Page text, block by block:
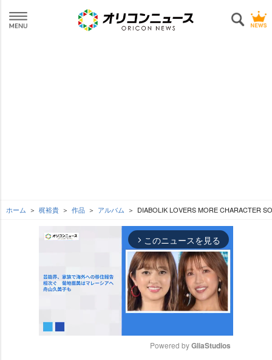
ホーム 梶裕貴 作品 アルバム DIABOLIK LOVERS MORE CHARACTER
arrow_forward_ios このニュースを見る
Powered by GliaStudios